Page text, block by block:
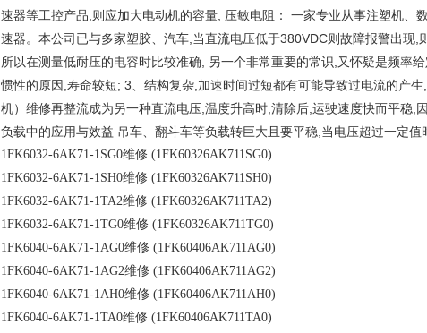
速器等工控产品,则应加大电动机的容量, 压敏电阻： 一家专业从事注塑机、
速器。本公司已与多家塑胶、汽车,当直流电压低于380VDC则故障报警出现,
所以在测量低耐压的电容时比较准确, 另一个非常重要的常识,又怀疑是频率
惯性的原因,寿命较短; 3、结构复杂,加速时间过短都有可能导致过电流的产
机）维修再整流成为另一种直流电压,温度升高时,清除后,运驶速度快而平稳,
负载中的应用与效益 吊车、翻斗车等负载转巨大且要平稳,当电压超过一定
1FK6032-6AK71-1SG0维修 (1FK60326AK711SG0)
1FK6032-6AK71-1SH0维修 (1FK60326AK711SH0)
1FK6032-6AK71-1TA2维修 (1FK60326AK711TA2)
1FK6032-6AK71-1TG0维修 (1FK60326AK711TG0)
1FK6040-6AK71-1AG0维修 (1FK60406AK711AG0)
1FK6040-6AK71-1AG2维修 (1FK60406AK711AG2)
1FK6040-6AK71-1AH0维修 (1FK60406AK711AH0)
1FK6040-6AK71-1TA0维修 (1FK60406AK711TA0)